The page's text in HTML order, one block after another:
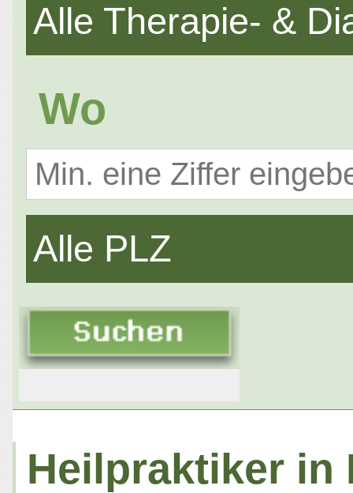
Alle Therapie- &
Wo
Alle PLZ
Heilpraktiker in